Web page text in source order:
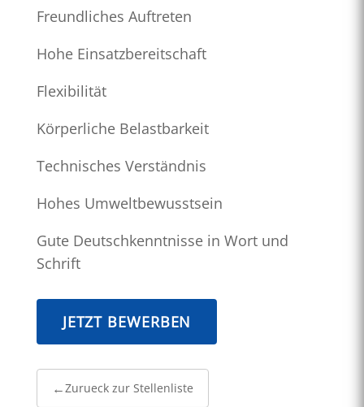
Freundliches Auftreten
Hohe Einsatzbereitschaft
Flexibilität
Körperliche Belastbarkeit
Technisches Verständnis
Hohes Umweltbewusstsein
Gute Deutschkenntnisse in Wort und
Schrift
JETZT BEWERBEN
Zurueck zur Stellenliste